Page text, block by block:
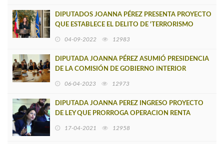
DIPUTADOS JOANNA PÉREZ PRESENTA PROYECTO
QUE ESTABLECE EL DELITO DE 'TERRORISMO
04-09-2022 12983
DIPUTADA JOANNA PÉREZ ASUMIÓ PRESIDENCIA
DE LA COMISIÓN DE GOBIERNO INTERIOR
06-04-2023 12973
DIPUTADA JOANNA PEREZ INGRESO PROYECTO
DE LEY QUE PRORROGA OPERACION RENTA
17-04-2021 12958